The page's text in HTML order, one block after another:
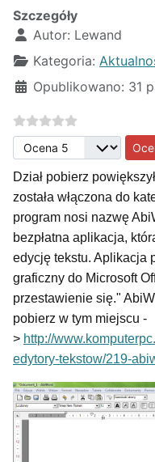
Szczegóły
Autor: Lewand
Kategoria:
Opublikowano: 31
Proszę, oceń
Dział pobierz
została włączona do
program nosi nazwę
bezpłatna aplikacja,
edycję tekstu. Aplikacja
graficzny do Microsoft
przestawienie się."
pobierz w tym miejscu -
> http://
edytory-tekstow/219-